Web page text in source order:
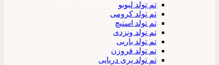
تم تولد لبوبو
تم تولد کرومی
تم تولد استیچ
تم تولد ونزدی
تم تولد باربی
تم تولد فروزن
تم تولد پری دریایی